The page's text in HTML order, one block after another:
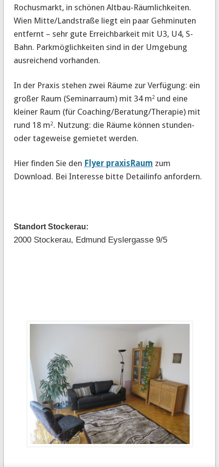
Rochusmarkt, in schönen Altbau-Räumlichkeiten.
Wien Mitte/Landstraße liegt ein paar Gehminuten
entfernt – sehr gute Erreichbarkeit mit U3, U4, S-
Bahn. Parkmöglichkeiten sind in der Umgebung
ausreichend vorhanden.
In der Praxis stehen zwei Räume zur Verfügung: ein
großer Raum (Seminarraum) mit 34 m2und eine
kleiner Raum (für Coaching/Beratung/Therapie) mit
rund 18 m2. Nutzung: die Räume können stunden-
oder tageweise gemietet werden.
Hier finden Sie den Flyer praxisRaum zum
Download. Bei Interesse bitte Detailinfo anfordern.
Standort Stockerau:
2000 Stockerau, Edmund Eyslergasse 9/5